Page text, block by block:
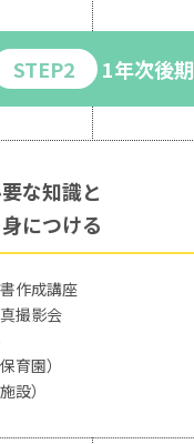
STEP2 1年次後期
な知識と
につける
作成講座
撮影会
育園）
設）